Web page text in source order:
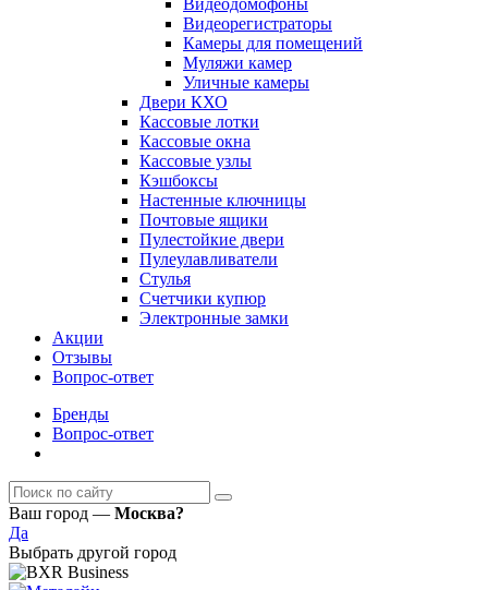
Видеодомофоны
Видеорегистраторы
Камеры для помещений
Муляжи камер
Уличные камеры
Двери КХО
Кассовые лотки
Кассовые окна
Кассовые узлы
Кэшбоксы
Настенные ключницы
Почтовые ящики
Пулестойкие двери
Пулеулавливатели
Стулья
Счетчики купюр
Электронные замки
Акции
Отзывы
Вопрос-ответ
Бренды
Вопрос-ответ
Ваш город — Москва?
Да
Выбрать другой город